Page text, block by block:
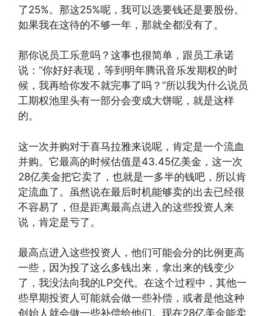
了25%。那这25%呢，我可以选要钱还是要股份。
如果我在这待的不够一年，那就全都没有了。
那你说员工乐意吗？这事也很简单，跟员工承诺
说：“你好好表现，等到明年腾讯音乐发期权的时
候，我再给你发不就完事了吗？”所以我为什么说员
工期权池里头有一部分会变成大饼呢，就是这样
的。
这一次并购对于喜马拉雅来说呢，肯定是一个流血
并购。它最高的时候估值是43.45亿美金，这一次
28亿美金把它卖了，也就是一多半的钱吧，所以肯
定流血了。虽然说在最后时机能够卖的出去已经很
不容易了，但是距离最高点进入的这些投资人来
说，肯定是亏了。
最高点进入这些投资人，他们可能会分的比例更高
一些，因为投了这么多钱出来，拿出来的钱变少
了，我没法向我的LP交代。在这个过程中，其他一
些早期投资人可能就会做一些补偿，或者是他这种
创始人就会做一些补偿给他们。现在28亿美金能卖